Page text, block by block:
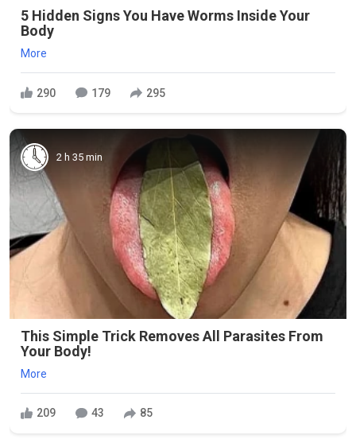
5 Hidden Signs You Have Worms Inside Your
Body
More
290 179 295
2 h 35 min
This Simple Trick Removes All Parasites From
Your Body!
More
209 43 85